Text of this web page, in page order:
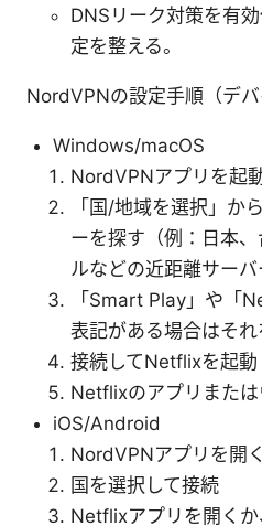
DNSリーク対策を有
定を整える。
NordVPNの設定手順（デバ
Windows/macOS
NordVPNアプリを起
「国/地域を選択」か
ーを探す（例：日本
ルなどの近距離サーバ
「Smart Play」や「
表記がある場合はそれ
接続してNetflixを起動
Netflixのアプリまた
iOS/Android
NordVPNアプリを開く
国を選択して接続
Netflixアプリを開く